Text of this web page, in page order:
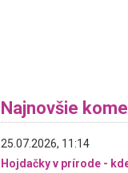
Najnovšie
25.07.2026, 11:14
Hojdačky v prírode -